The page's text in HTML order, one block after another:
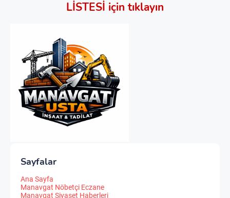
LİSTESİ için tıklayın
Sayfalar
Ana Sayfa
Manavgat Nöbetçi Eczane
Manavgat Siyaset Haberleri